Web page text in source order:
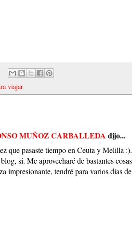
viajar
MUÑOZ CARBALLEDA dijo...
que pasaste tiempo en Ceuta y Melilla
si. Me aprovecharé de bastantes
impresionante, tendré para varios días